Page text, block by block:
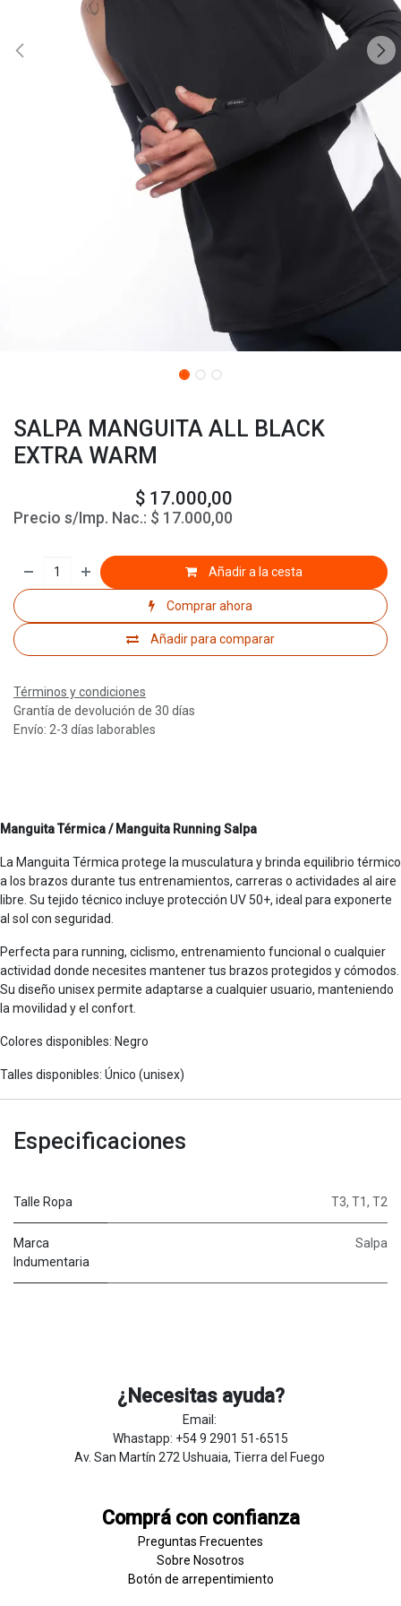
SALPA MANGUITA ALL BLACK
EXTRA WARM
$ 17.000,00
Precio s/Imp. Nac.: $ 17.000,00
Añadir a la cesta
Comprar ahora
Añadir para comparar
Términos y condiciones
Grantía de devolución de 30 días
Envío: 2-3 días laborables
Manguita Térmica / Manguita Running Salpa
La Manguita Térmica protege la musculatura y brinda equilibrio térmico
a los brazos durante tus entrenamientos, carreras o actividades al aire
libre. Su tejido técnico incluye protección UV 50+, ideal para exponerte
al sol con seguridad.
Perfecta para running, ciclismo, entrenamiento funcional o cualquier
actividad donde necesites mantener tus brazos protegidos y cómodos.
Su diseño unisex permite adaptarse a cualquier usuario, manteniendo
la movilidad y el confort.
Colores disponibles: Negro
Talles disponibles: Único (unisex)
Especificaciones
Talle Ropa T3, T1, T2
Marca
Indumentaria
Salpa
¿Necesitas ayuda?
Email:
Whastapp: +54 9 2901 51-6515
Av. San Martín 272 Ushuaia, Tierra del Fuego
Comprá con confianza
Preguntas Frecuentes
Sobre Nosotros
Botón de ​arrepentim​​​iento